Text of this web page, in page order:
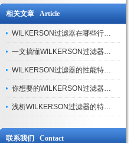
相关文章 Article
WILKERSON过滤器在哪些行业或领域中有广泛应用？
一文搞懂WILKERSON过滤器安装时的注意事项
WILKERSON过滤器的性能特点分析，快来看看吧！
你想要的WILKERSON过滤器上线啦！
浅析WILKERSON过滤器的特点及优点
联系我们 Contact